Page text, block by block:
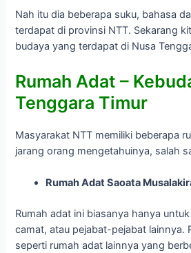
Nah itu dia beberapa suku, bahasa
terdapat di provinsi NTT. Sekarang
budaya yang terdapat di Nusa
Rumah Adat –
Tenggara Timur
Masyarakat NTT memiliki beberapa
jarang orang mengetahuinya, salah
Rumah Adat Saoata
Rumah adat ini biasanya hanya
camat, atau pejabat-pejabat lainnya.
seperti rumah adat lainnya yang